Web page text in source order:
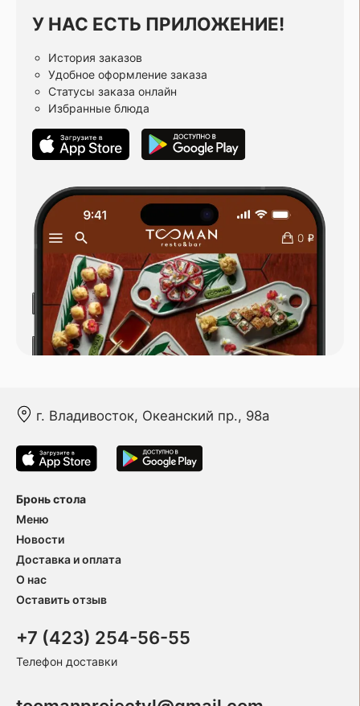
У НАС ЕСТЬ ПРИЛОЖЕНИЕ!
История заказов
Удобное оформление заказа
Статусы заказа онлайн
Избранные блюда
г. Владивосток, Океанский пр., 98а
Бронь стола
Меню
Новости
Доставка и оплата
О нас
Оставить отзыв
+7 (423) 254-56-55
Телефон доставки